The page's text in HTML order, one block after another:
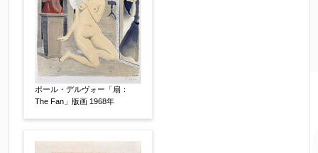
ポール・デルヴォー「扇：
The Fan」版画 1968年